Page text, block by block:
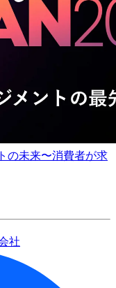
の未来〜消費者が求
社